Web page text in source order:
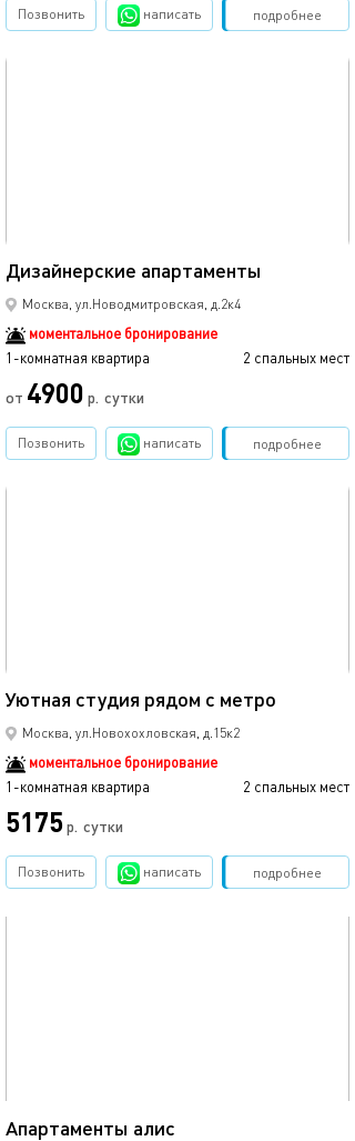
подробнее
Позвонить написать Забронировать
Дизайнерские апартаменты
Москва, ул.Новодмитровская, д.2к4
моментальное бронирование
1-комнатная квартира
2 спальных мест
от 4900 р. сутки
подробнее
Позвонить написать Забронировать
Уютная студия рядом с метро
Москва, ул.Новохохловская, д.15к2
моментальное бронирование
1-комнатная квартира
2 спальных мест
5175р. сутки
подробнее
Позвонить написать Забронировать
Апартаменты алис